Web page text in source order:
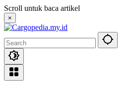
Skip
to
content
Scroll untuk baca artikel
×